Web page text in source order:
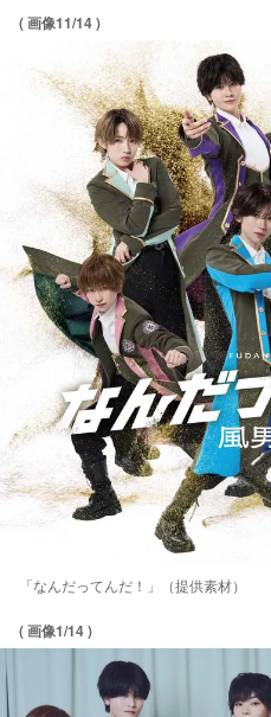
( 画像11/14 )
「なんだってんだ！」（提供素材）
( 画像1/14 )